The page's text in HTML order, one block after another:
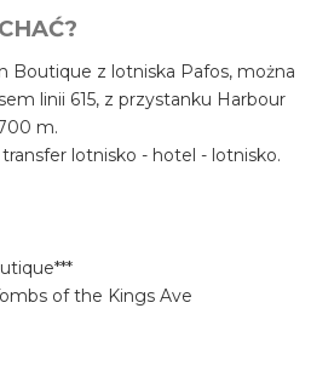
Boutique z lotniska Pafos, można
linii 615, z przystanku Harbour
m.
lotnisko - hotel - lotnisko.
of the Kings Ave